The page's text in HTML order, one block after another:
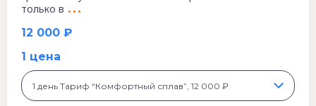
12 000 ₽
только в
1 цена
1 день Тариф “Комфортный сплав”, 12 000 ₽